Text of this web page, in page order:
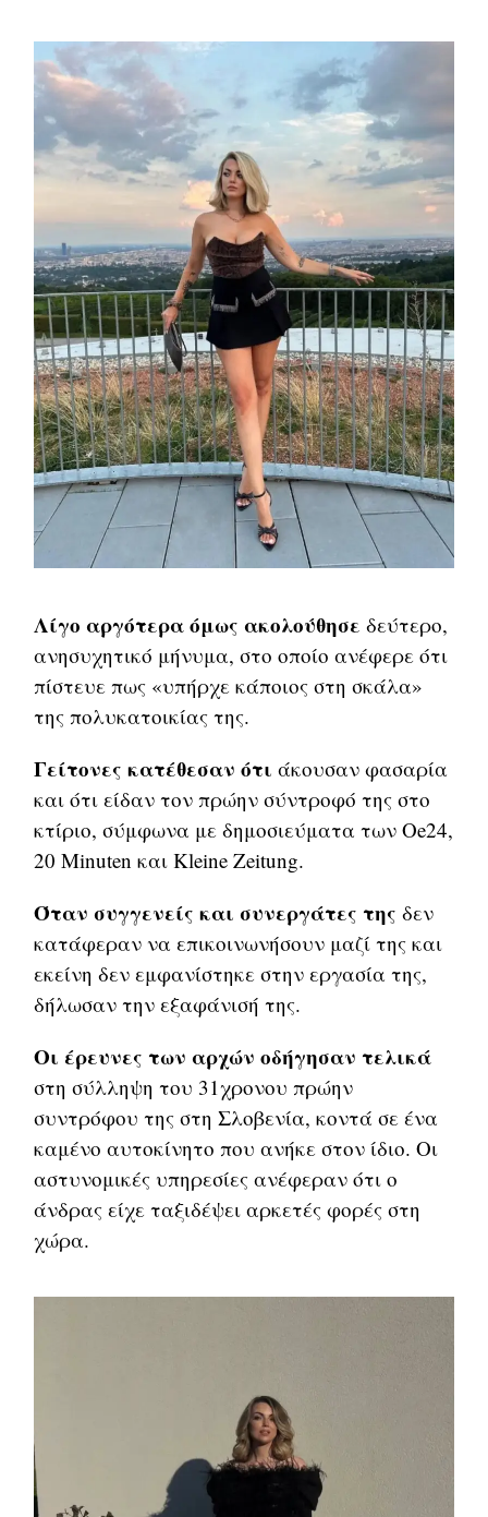
Λίγο αργότερα όμως ακολούθησε δεύτερο,
ανησυχητικό μήνυμα, στο οποίο ανέφερε ότι
πίστευε πως «υπήρχε κάποιος στη σκάλα»
της πολυκατοικίας της.
Γείτονες κατέθεσαν ότι άκουσαν φασαρία
και ότι είδαν τον πρώην σύντροφό της στο
κτίριο, σύμφωνα με δημοσιεύματα των Oe24,
20 Minuten και Kleine Zeitung.
Όταν συγγενείς και συνεργάτες της δεν
κατάφεραν να επικοινωνήσουν μαζί της και
εκείνη δεν εμφανίστηκε στην εργασία της,
δήλωσαν την εξαφάνισή της.
Οι έρευνες των αρχών οδήγησαν τελικά
στη σύλληψη του 31χρονου πρώην
συντρόφου της στη Σλοβενία, κοντά σε ένα
καμένο αυτοκίνητο που ανήκε στον ίδιο. Οι
αστυνομικές υπηρεσίες ανέφεραν ότι ο
άνδρας είχε ταξιδέψει αρκετές φορές στη
χώρα.